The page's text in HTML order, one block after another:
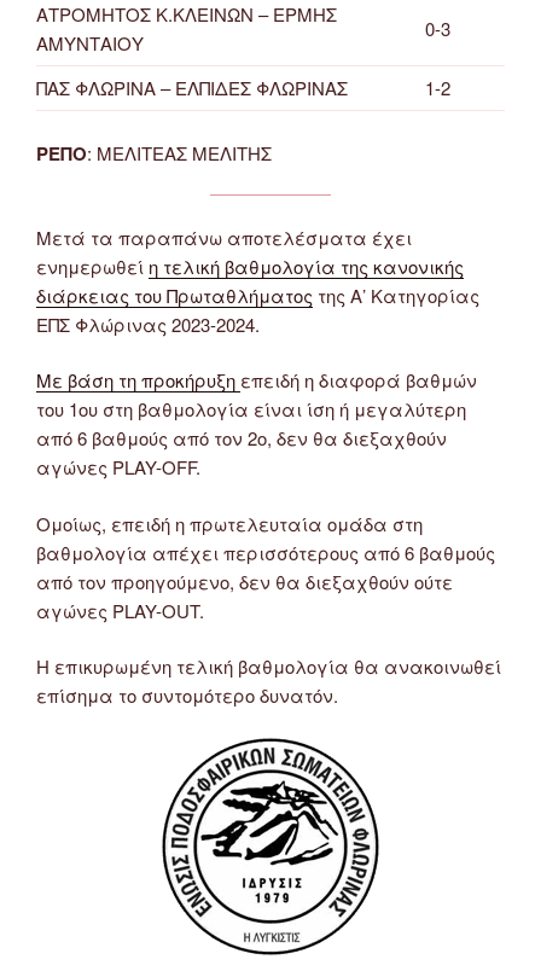
ΑΤΡΟΜΗΤΟΣ Κ.ΚΛΕΙΝΩΝ – ΕΡΜΗΣ
ΑΜΥΝΤΑΙΟΥ
0-3
ΠΑΣ ΦΛΩΡΙΝΑ – ΕΛΠΙΔΕΣ ΦΛΩΡΙΝΑΣ 1-2
ΡΕΠΟ: ΜΕΛΙΤΕΑΣ ΜΕΛΙΤΗΣ
Μετά τα παραπάνω αποτελέσματα έχει
ενημερωθεί η τελική βαθμολογία της κανονικής
διάρκειας του Πρωταθλήματος της Α’ Κατηγορίας
ΕΠΣ Φλώρινας 2023-2024.
Με βάση τη προκήρυξη επειδή η διαφορά βαθμών
του 1ου στη βαθμολογία είναι ίση ή μεγαλύτερη
από 6 βαθμούς από τον 2ο, δεν θα διεξαχθούν
αγώνες PLAY-OFF.
Ομοίως, επειδή η πρωτελευταία ομάδα στη
βαθμολογία απέχει περισσότερους από 6 βαθμούς
από τον προηγούμενο, δεν θα διεξαχθούν ούτε
αγώνες PLAY-OUT.
Η επικυρωμένη τελική βαθμολογία θα ανακοινωθεί
επίσημα το συντομότερο δυνατόν.